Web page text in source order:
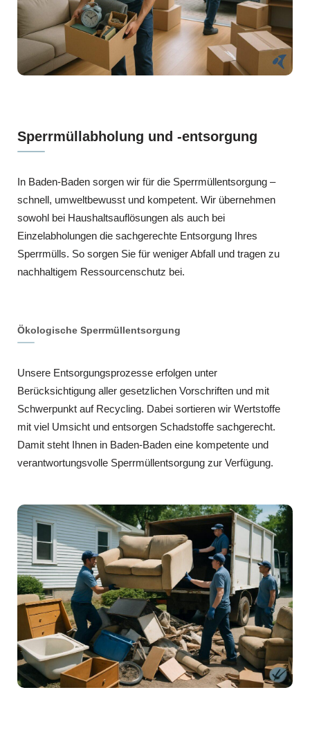
Sperrmüllabholung und -entsorgung
In Baden-Baden sorgen wir für die Sperrmüllentsorgung –
schnell, umweltbewusst und kompetent. Wir übernehmen
sowohl bei Haushaltsauflösungen als auch bei
Einzelabholungen die sachgerechte Entsorgung Ihres
Sperrmülls. So sorgen Sie für weniger Abfall und tragen zu
nachhaltigem Ressourcenschutz bei.
Ökologische Sperrmüllentsorgung
Unsere Entsorgungsprozesse erfolgen unter
Berücksichtigung aller gesetzlichen Vorschriften und mit
Schwerpunkt auf Recycling. Dabei sortieren wir Wertstoffe
mit viel Umsicht und entsorgen Schadstoffe sachgerecht.
Damit steht Ihnen in Baden-Baden eine kompetente und
verantwortungsvolle Sperrmüllentsorgung zur Verfügung.